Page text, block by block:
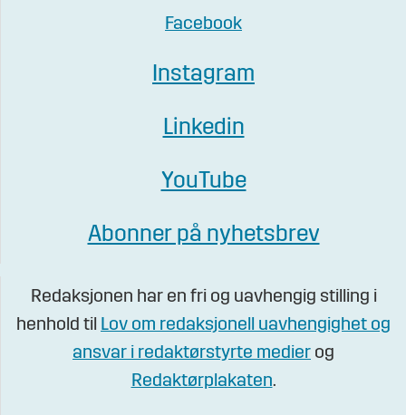
Facebook
Instagram
Linkedin
YouTube
Abonner på nyhetsbrev
Redaksjonen har en fri og uavhengig stilling i
henhold til Lov om redaksjonell uavhengighet og
ansvar i redaktørstyrte medier og
Redaktørplakaten.